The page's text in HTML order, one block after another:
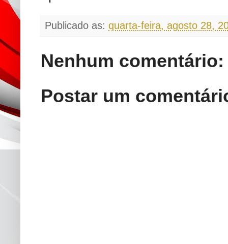
Publicado as: quarta-feira, agosto 28,
Nenhum comentário:
Postar um